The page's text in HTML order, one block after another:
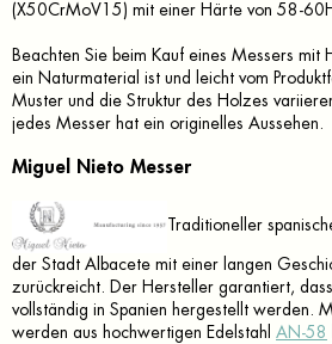
(X50CrMoV15) mit einer Härte von 58-
Beachten Sie beim Kauf eines Messers mit
ein Naturmaterial ist und leicht vom
Muster und die Struktur des Holzes
jedes Messer hat ein originelles Aussehen.
Miguel Nieto Messer
Traditioneller
der Stadt Albacete mit einer langen
zurückreicht. Der Hersteller garantiert,
vollständig in Spanien hergestellt werden.
werden aus hochwertigen Edelstahl AN-58